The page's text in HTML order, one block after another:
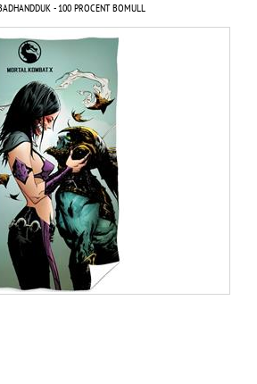
- 100 PROCENT BOMULL